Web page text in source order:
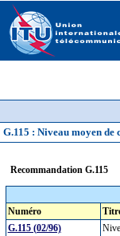
G.115 : Niveau moyen de
Recommandation G.115
Numéro
G.115 (02/96)